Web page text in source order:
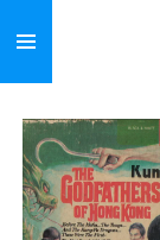
direct
naar
de
hoofdinhoud